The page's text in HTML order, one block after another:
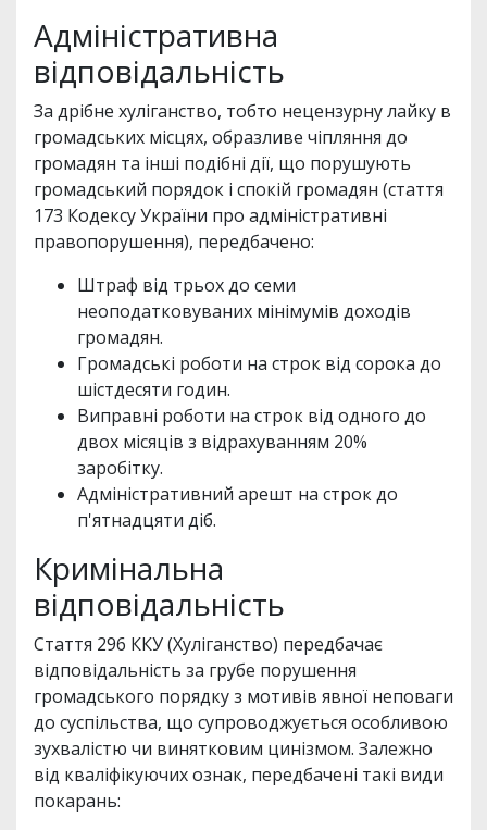
Адміністративна
відповідальність
За дрібне хуліганство, тобто нецензурну лайку в
громадських місцях, образливе чіпляння до
громадян та інші подібні дії, що порушують
громадський порядок і спокій громадян (стаття
173 Кодексу України про адміністративні
правопорушення), передбачено:
Штраф від трьох до семи
неоподатковуваних мінімумів доходів
громадян.
Громадські роботи на строк від сорока до
шістдесяти годин.
Виправні роботи на строк від одного до
двох місяців з відрахуванням 20%
заробітку.
Адміністративний арешт на строк до
п'ятнадцяти діб.
Кримінальна
відповідальність
Стаття 296 ККУ (Хуліганство) передбачає
відповідальність за грубе порушення
громадського порядку з мотивів явної неповаги
до суспільства, що супроводжується особливою
зухвалістю чи винятковим цинізмом. Залежно
від кваліфікуючих ознак, передбачені такі види
покарань: